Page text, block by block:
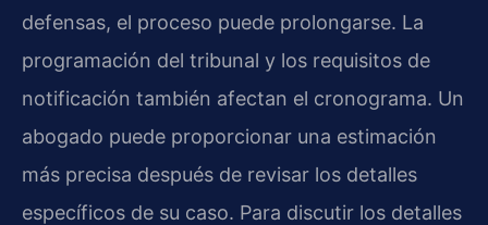
defensas, el proceso puede prolongarse. La
programación del tribunal y los requisitos de
notificación también afectan el cronograma. Un
abogado puede proporcionar una estimación
más precisa después de revisar los detalles
específicos de su caso. Para discutir los detalles